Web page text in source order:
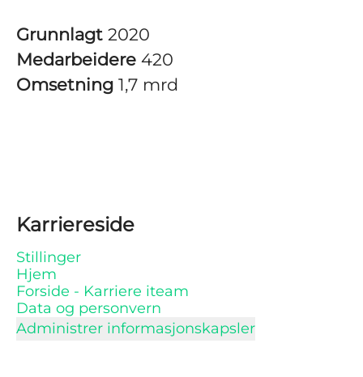
Grunnlagt 2020
Medarbeidere 420
Omsetning 1,7 mrd
Karriereside
Stillinger
Hjem
Forside - Karriere iteam
Data og personvern
Administrer informasjonskapsler